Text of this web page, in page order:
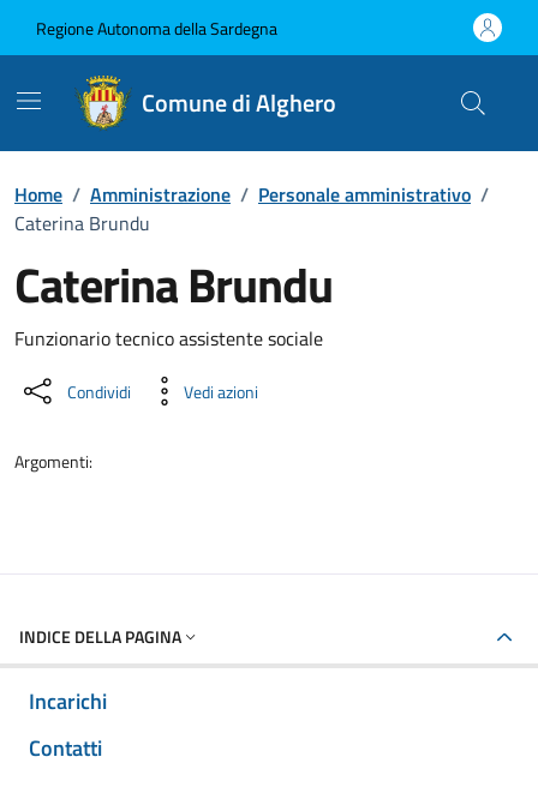
Regione Autonoma della Sardegna
Comune di Alghero
Home / Amministrazione / Personale amministrativo /
Caterina Brundu
Caterina Brundu
Dettaglio della persona
Funzionario tecnico assistente sociale
Condividi Vedi azioni
Argomenti:
INDICE DELLA PAGINA
Incarichi
Contatti